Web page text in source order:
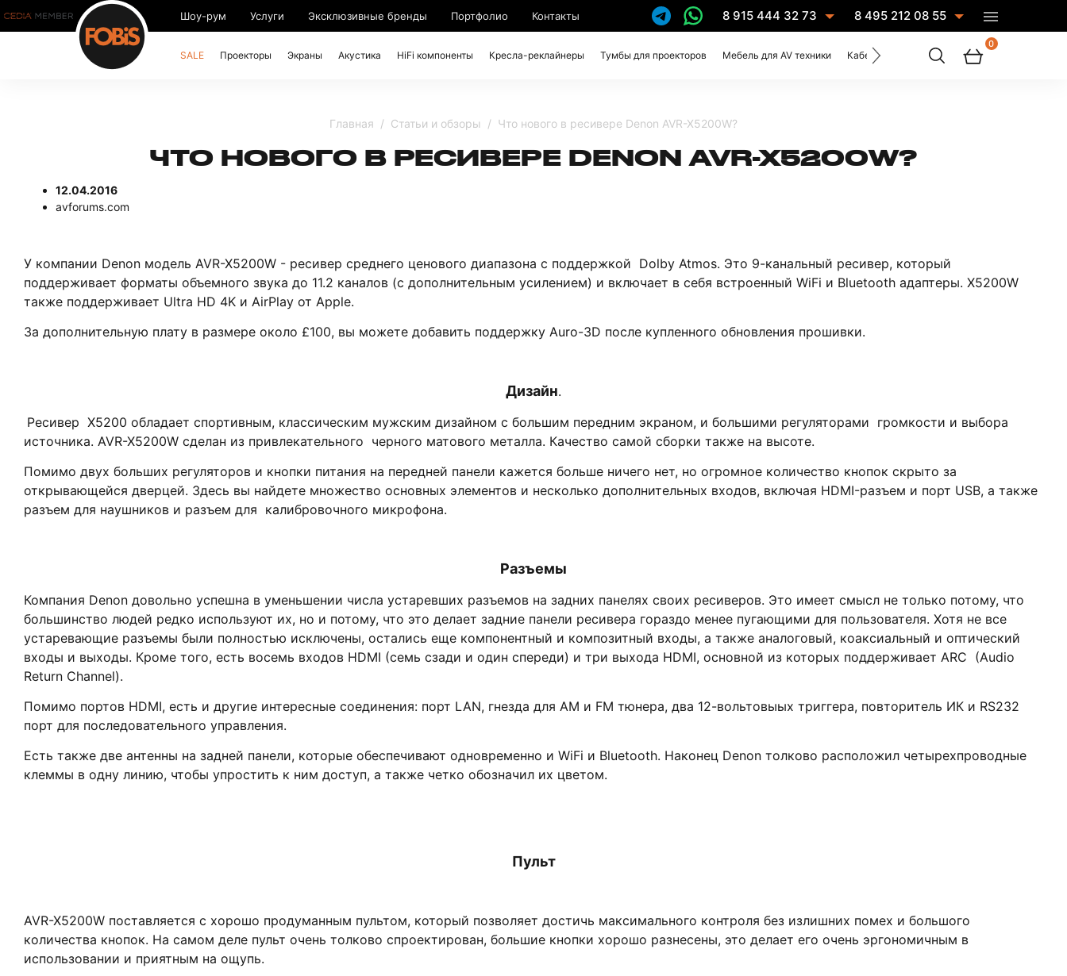
Шоу-рум Услуги Эксклюзивные бренды Портфолио Контакты 8 915 444 32 73 8 495 212 08 55
SALE Проекторы Экраны Акустика HiFi компоненты Кресла-реклайнеры Тумбы для проекторов Мебель для AV техники Кабели Услуги
0
Главная Статьи и обзоры Что нового в ресивере Denon AVR-X5200W?
ЧТО НОВОГО В РЕСИВЕРЕ DENON AVR-X5200W?
12.04.2016
avforums.com
У компании Denon модель AVR-X5200W - ресивер среднего ценового диапазона с поддержкой Dolby Atmos. Это 9-канальный ресивер, который
поддерживает форматы объемного звука до 11.2 каналов (с дополнительным усилением) и включает в себя встроенный WiFi и Bluetooth адаптеры. X5200W
также поддерживает Ultra HD 4K и AirPlay от Apple.
За дополнительную плату в размере около £100, вы можете добавить поддержку Auro-3D после купленного обновления прошивки.
Дизайн.
Ресивер X5200 обладает спортивным, классическим мужским дизайном с большим передним экраном, и большими регуляторами громкости и выбора
источника. AVR-X5200W сделан из привлекательного черного матового металла. Качество самой сборки также на высоте.
Помимо двух больших регуляторов и кнопки питания на передней панели кажется больше ничего нет, но огромное количество кнопок скрыто за
открывающейся дверцей. Здесь вы найдете множество основных элементов и несколько дополнительных входов, включая HDMI-разъем и порт USB, а также
разъем для наушников и разъем для калибровочного микрофона.
Разъемы
Компания Denon довольно успешна в уменьшении числа устаревших разъемов на задних панелях своих ресиверов. Это имеет смысл не только потому, что
большинство людей редко используют их, но и потому, что это делает задние панели ресивера гораздо менее пугающими для пользователя. Хотя не все
устаревающие разъемы были полностью исключены, остались еще компонентный и композитный входы, а также аналоговый, коаксиальный и оптический
входы и выходы. Кроме того, есть восемь входов HDMI (семь сзади и один спереди) и три выхода HDMI, основной из которых поддерживает ARC (Audio
Return Channel).
Помимо портов HDMI, есть и другие интересные соединения: порт LAN, гнезда для AM и FM тюнера, два 12-вольтовыых триггера, повторитель ИК и RS232
порт для последовательного управления.
Есть также две антенны на задней панели, которые обеспечивают одновременно и WiFi и Bluetooth. Наконец Denon толково расположил четырехпроводные
клеммы в одну линию, чтобы упростить к ним доступ, а также четко обозначил их цветом.
Пульт
AVR-X5200W поставляется с хорошо продуманным пультом, который позволяет достичь максимального контроля без излишних помех и большого
количества кнопок. На самом деле пульт очень толково спроектирован, большие кнопки хорошо разнесены, это делает его очень эргономичным в
использовании и приятным на ощупь.